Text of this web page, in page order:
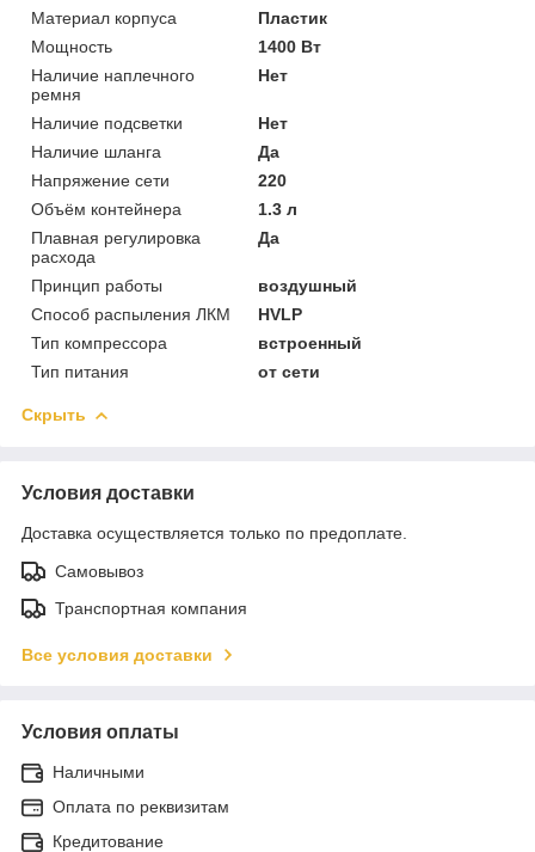
Материал корпуса
Пластик
Мощность
1400 Вт
Наличие наплечного
ремня
Нет
Наличие подсветки
Нет
Наличие шланга
Да
Напряжение сети
220
Объём контейнера
1.3 л
Плавная регулировка
расхода
Да
Принцип работы
воздушный
Способ распыления ЛКМ
HVLP
Тип компрессора
встроенный
Тип питания
от сети
Скрыть
Условия доставки
Доставка осуществляется только по предоплате.
Самовывоз
Транспортная компания
Все условия доставки
Условия оплаты
Наличными
Оплата по реквизитам
Кредитование